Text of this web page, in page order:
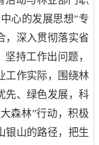
心的发展思想”专
，深入贯彻落实省
持工作出问题，
工作实际，围绕林
、绿色发展， 科
森林”行动，积极
银山的路径，把生